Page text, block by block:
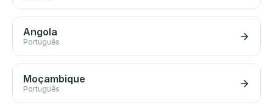
Angola
Português
Moçambique
Português